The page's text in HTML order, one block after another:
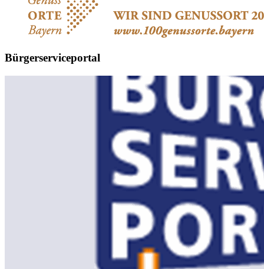
Bürgerserviceportal